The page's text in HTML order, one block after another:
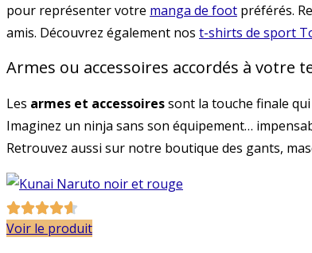
pour représenter votre manga de foot préférés.
amis. Découvrez également nos t-shirts de sport
Armes ou accessoires accordés à votre
Les armes et accessoiressont la touche finale
Imaginez un ninja sans son équipement…
Retrouvez aussi sur notre boutique des gants,
Voir le produit